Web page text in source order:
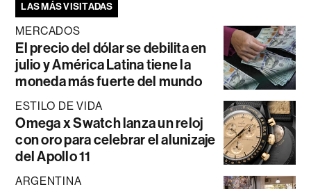
LAS MÁS VISITADAS
MERCADOS
El precio del dólar se debilita en
julio y América Latina tiene la
moneda más fuerte del mundo
ESTILO DE VIDA
Omega x Swatch lanza un reloj
con oro para celebrar el alunizaje
del Apollo 11
ARGENTINA